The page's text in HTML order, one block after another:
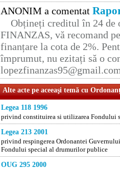
ANONIM a comentat
Obțineți creditul în 24 de
FINANZAS, vă recomand
finanțare la cota de 2%.
împrumut, nu ezitați să o
Alte acte pe aceeaşi temă cu
Legea 118 1996
privind constituirea si utilizarea Fondului
Legea 213 2001
privind respingerea Ordonantei
Fondului special al drumurilor publice
OUG 295 2000